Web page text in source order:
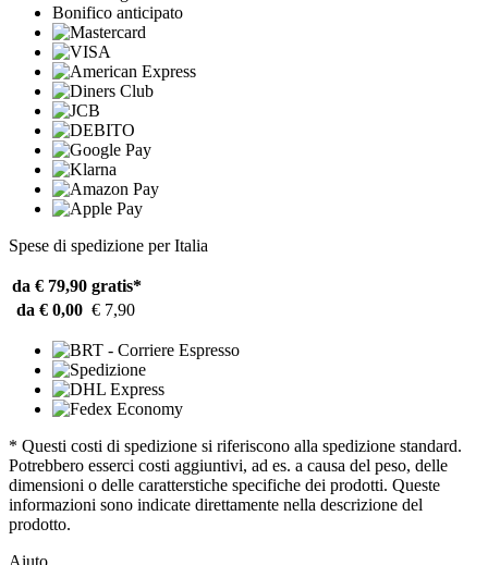
Bonifico anticipato
Spese di spedizione per Italia
da € 79,90 gratis*
da € 0,00 € 7,90
* Questi costi di spedizione si riferiscono alla spedizione standard.
Potrebbero esserci costi aggiuntivi, ad es. a causa del peso, delle
dimensioni o delle caratterstiche specifiche dei prodotti. Queste
informazioni sono indicate direttamente nella descrizione del
prodotto.
Aiuto